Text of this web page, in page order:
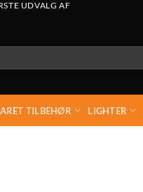
UDVALG AF
TILBEHØR LIGHTER